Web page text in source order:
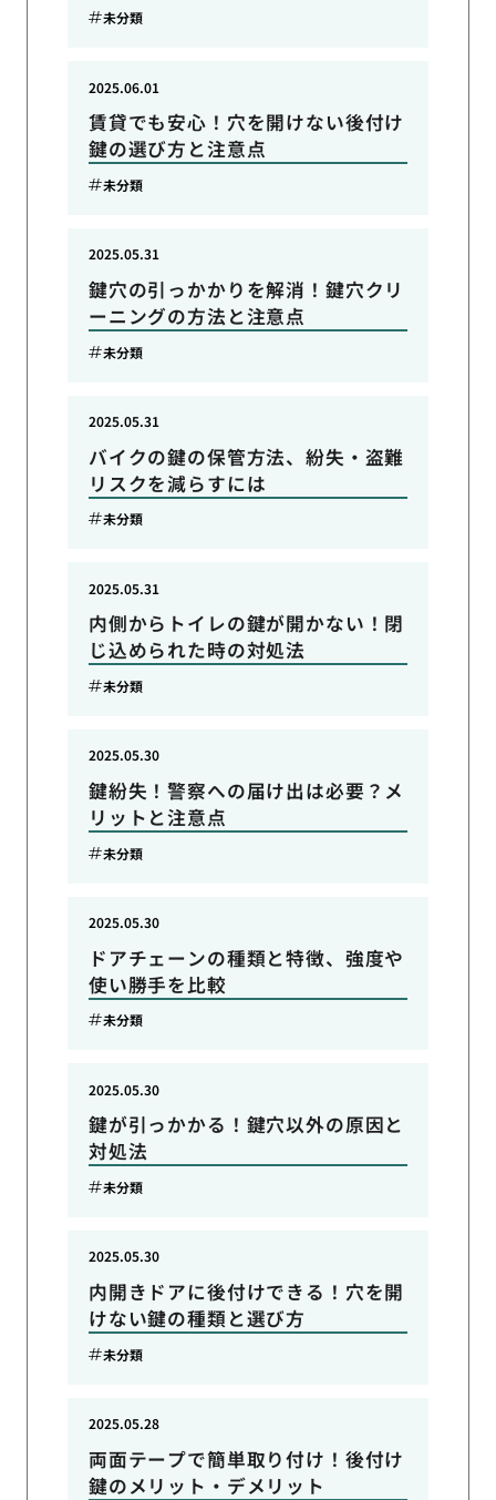
未分類
賃貸でも安心！穴を開けない後付け
鍵の選び方と注意点
2025.06.01
未分類
鍵穴の引っかかりを解消！鍵穴クリ
ーニングの方法と注意点
2025.05.31
未分類
バイクの鍵の保管方法、紛失・盗難
リスクを減らすには
2025.05.31
未分類
内側からトイレの鍵が開かない！閉
じ込められた時の対処法
2025.05.31
未分類
鍵紛失！警察への届け出は必要？メ
リットと注意点
2025.05.30
未分類
ドアチェーンの種類と特徴、強度や
使い勝手を比較
2025.05.30
未分類
鍵が引っかかる！鍵穴以外の原因と
対処法
2025.05.30
未分類
内開きドアに後付けできる！穴を開
けない鍵の種類と選び方
2025.05.30
未分類
両面テープで簡単取り付け！後付け
鍵のメリット・デメリット
2025.05.28